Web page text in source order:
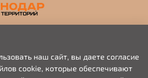
наш сайт, вы даете согласие
cookie, которые обеспечивают